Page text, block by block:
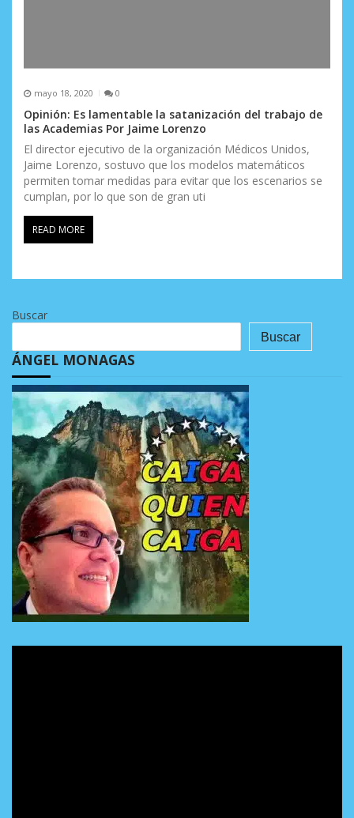
mayo 18, 2020 0
Opinión: Es lamentable la satanización del trabajo de
las Academias Por Jaime Lorenzo
El director ejecutivo de la organización Médicos Unidos,
Jaime Lorenzo, sostuvo que los modelos matemáticos
permiten tomar medidas para evitar que los escenarios se
cumplan, por lo que son de gran uti
READ MORE
Buscar
Buscar
ÁNGEL MONAGAS